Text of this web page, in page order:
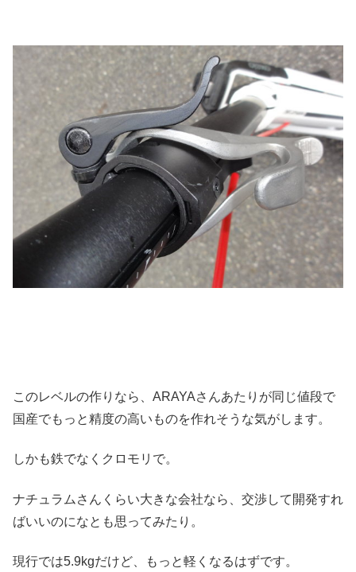
このレベルの作りなら、ARAYAさんあたりが同じ値段で
国産でもっと精度の高いものを作れそうな気がします。
しかも鉄でなくクロモリで。
ナチュラムさんくらい大きな会社なら、交渉して開発すれ
ばいいのになとも思ってみたり。
現行では5.9kgだけど、もっと軽くなるはずです。